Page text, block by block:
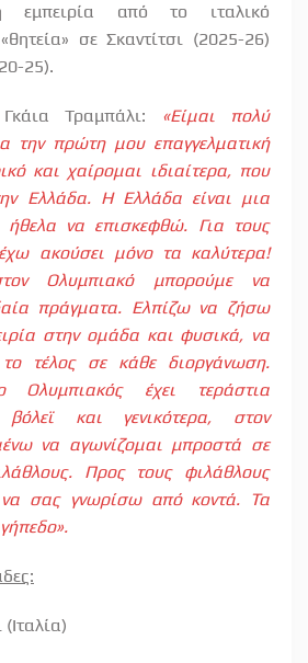
εμπειρία από το ιταλικό
σε Σκαντίτσι (2025-26)
25).
Τραμπάλι: «Είμαι πολύ
την πρώτη μου επαγγελματική
και χαίρομαι ιδιαίτερα, που
Ελλάδα. Η Ελλάδα είναι μια
να επισκεφθώ. Για τους
ακούσει μόνο τα καλύτερα!
Ολυμπιακό μπορούμε να
πράγματα. Ελπίζω να ζήσω
στην ομάδα και φυσικά, να
τέλος σε κάθε διοργάνωση.
έχει τεράστια
και γενικότερα, στον
να αγωνίζομαι μπροστά σε
Προς τους φιλάθλους
σας γνωρίσω από κοντά. Τα